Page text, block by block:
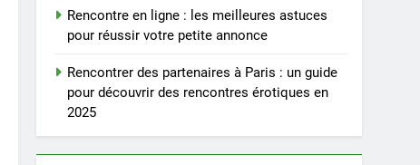
Rencontre en ligne : les meilleures astuces
pour réussir votre petite annonce
Rencontrer des partenaires à Paris : un guide
pour découvrir des rencontres érotiques en
2025